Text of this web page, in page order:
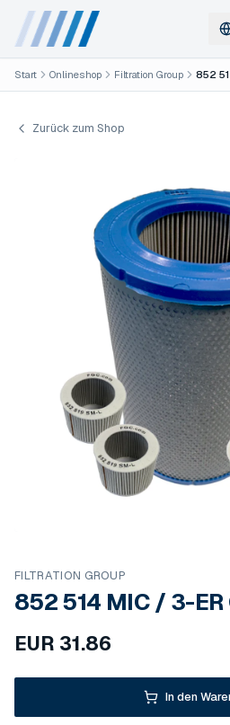
Start Onlineshop Filtration Group 852
Zurück zum Shop
FILTRATION GROUP
852 514 MIC / 3-ER
EUR 31.86
In den